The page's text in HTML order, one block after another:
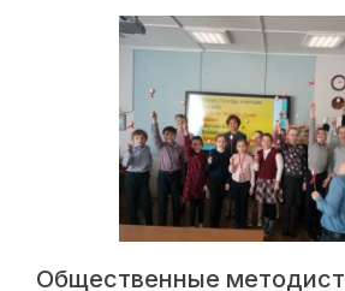
провели
в
средней
урок,
посвященный
празднованию
Пасхи
Общественные